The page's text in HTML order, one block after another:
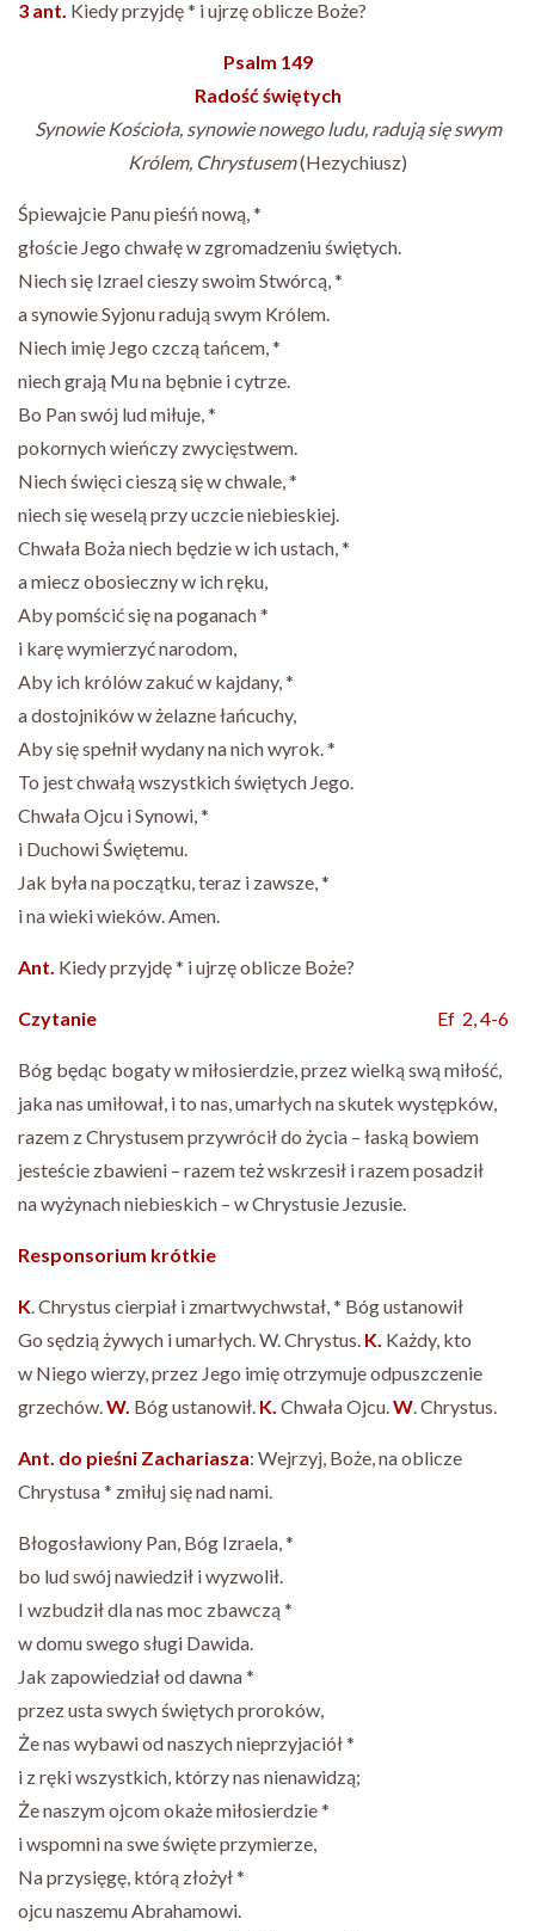
3 ant. Kiedy przyjdę * i ujrzę oblicze Boże?
Psalm 149
Radość świętych
Synowie Kościoła, synowie nowego ludu, radują się swym
Królem, Chrystusem(Hezychiusz)
Śpiewajcie Panu pieśń nową, *
głoście Jego chwałę w zgromadzeniu świętych.
Niech się Izrael cieszy swoim Stwórcą, *
a synowie Syjonu radują swym Królem.
Niech imię Jego czczą tańcem, *
niech grają Mu na bębnie i cytrze.
Bo Pan swój lud miłuje, *
pokornych wieńczy zwycięstwem.
Niech święci cieszą się w chwale, *
niech się weselą przy uczcie niebieskiej.
Chwała Boża niech będzie w ich ustach, *
a miecz obosieczny w ich ręku,
Aby pomścić się na poganach *
i karę wymierzyć narodom,
Aby ich królów zakuć w kajdany, *
a dostojników w żelazne łańcuchy,
Aby się spełnił wydany na nich wyrok. *
To jest chwałą wszystkich świętych Jego.
Chwała Ojcu i Synowi, *
i Duchowi Świętemu.
Jak była na początku, teraz i zawsze, *
i na wieki wieków. Amen.
Ant. Kiedy przyjdę * i ujrzę oblicze Boże?
Czytanie Ef 2, 4-6
Bóg będąc bogaty w miłosierdzie, przez wielką swą miłość,
jaka nas umiłował, i to nas, umarłych na skutek występków,
razem z Chrystusem przywrócił do życia – łaską bowiem
jesteście zbawieni – razem też wskrzesił i razem posadził
na wyżynach niebieskich – w Chrystusie Jezusie.
Responsorium krótkie
K. Chrystus cierpiał i zmartwychwstał, * Bóg ustanowił
Go sędzią żywych i umarłych. W. Chrystus. K. Każdy, kto
w Niego wierzy, przez Jego imię otrzymuje odpuszczenie
grzechów.W. Bóg ustanowił. K. Chwała Ojcu.W. Chrystus.
Ant. do pieśni Zachariasza: Wejrzyj, Boże, na oblicze
Chrystusa * zmiłuj się nad nami.
Błogosławiony Pan, Bóg Izraela, *
bo lud swój nawiedził i wyzwolił.
I wzbudził dla nas moc zbawczą *
w domu swego sługi Dawida.
Jak zapowiedział od dawna *
przez usta swych świętych proroków,
Że nas wybawi od naszych nieprzyjaciół *
i z ręki wszystkich, którzy nas nienawidzą;
Że naszym ojcom okaże miłosierdzie *
i wspomni na swe święte przymierze,
Na przysięgę, którą złożył *
ojcu naszemu Abrahamowi.